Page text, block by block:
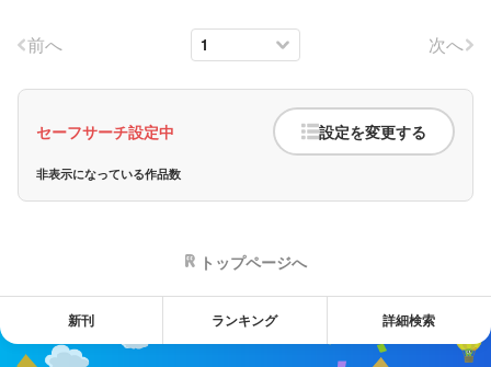
前へ 次へ
セーフサーチ設定中 設定を変更する
非表示になっている作品数
トップページへ
新刊 ランキング 詳細検索